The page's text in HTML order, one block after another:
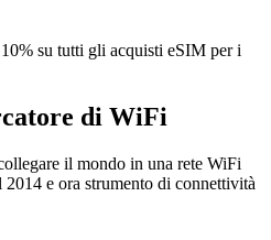
su tutti gli acquisti eSIM per i
di WiFi
il mondo in una rete WiFi
e ora strumento di connettività